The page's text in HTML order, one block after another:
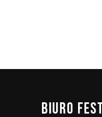
BIURO